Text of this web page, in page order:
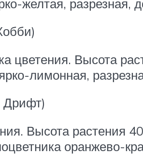
желтая, разрезная,
цветения. Высота
лимонная,
Дрифт)
Высота растения
оранжево-